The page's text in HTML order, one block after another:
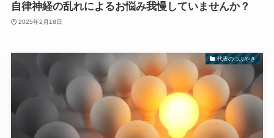
自律神経の乱れによるお悩み我慢していませんか？
2025年2月18日
代表のつぶやき